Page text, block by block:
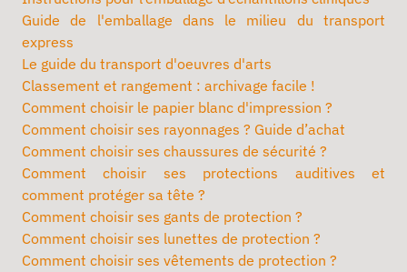
Guide de l'emballage dans le milieu du transport
express
Le guide du transport d'oeuvres d'arts
Classement et rangement : archivage facile !
Comment choisir le papier blanc d'impression ?
Comment choisir ses rayonnages ? Guide d’achat
Comment choisir ses chaussures de sécurité ?
Comment choisir ses protections auditives et
comment protéger sa tête ?
Comment choisir ses gants de protection ?
Comment choisir ses lunettes de protection ?
Comment choisir ses vêtements de protection ?